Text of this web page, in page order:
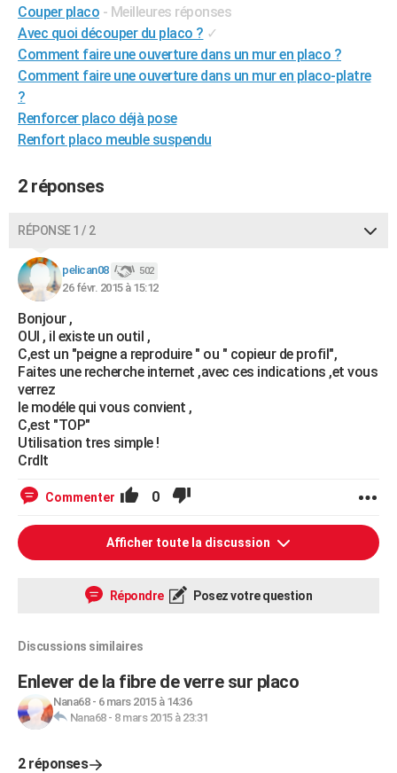
GUIDES D'ACHAT
BONS PLANS
CARTE DE VOEUX
Carte de Noël
Carte Bonne année
Carte Saint-Valentin
Carte Pâques
Carte d'anniversaire
DICTIONNAIRE
Dictionnaire
Biographies
Citations
Expressions
Proverbes
PROGRAMME TV
COPAINS D'AVANT
AVIS DE DÉCÈS
FORUM
Bricolage
Lifestyle
Culture
Sport
Auto
Television
Voyage
Cinema
Couper placo - Meilleures réponses
Avec quoi découper du placo ? ✓
Comment faire une ouverture dans un mur en placo ?
Comment faire une ouverture dans un mur en placo-platre
?
Renforcer placo déjà pose
Renfort placo meuble suspendu
2 réponses
RÉPONSE 1 / 2
pelican08 502
26 févr. 2015 à 15:12
Bonjour ,
OUI , il existe un outil ,
C,est un "peigne a reproduire " ou " copieur de profil",
Faites une recherche internet ,avec ces indications ,et vous
verrez
le modéle qui vous convient ,
C,est "TOP"
Utilisation tres simple !
Crdlt
Commenter 0
Afficher toute la discussion
Répondre Posez votre question
Discussions similaires
Enlever de la fibre de verre sur placo
Nana68- 6 mars 2015 à 14:36
Nana68- 8 mars 2015 à 23:31
2 réponses